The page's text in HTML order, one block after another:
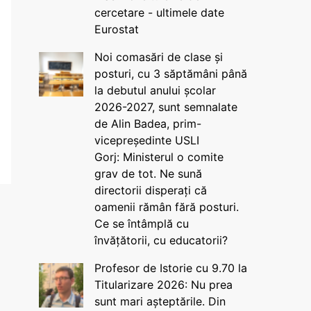
cercetare - ultimele date
Eurostat
Noi comasări de clase și
posturi, cu 3 săptămâni până
la debutul anului școlar
2026-2027, sunt semnalate
de Alin Badea, prim-
vicepreședinte USLI
Gorj: Ministerul o comite
grav de tot. Ne sună
directorii disperați că
oamenii rămân fără posturi.
Ce se întâmplă cu
învățătorii, cu educatorii?
Profesor de Istorie cu 9.70 la
Titularizare 2026: Nu prea
sunt mari așteptările. Din